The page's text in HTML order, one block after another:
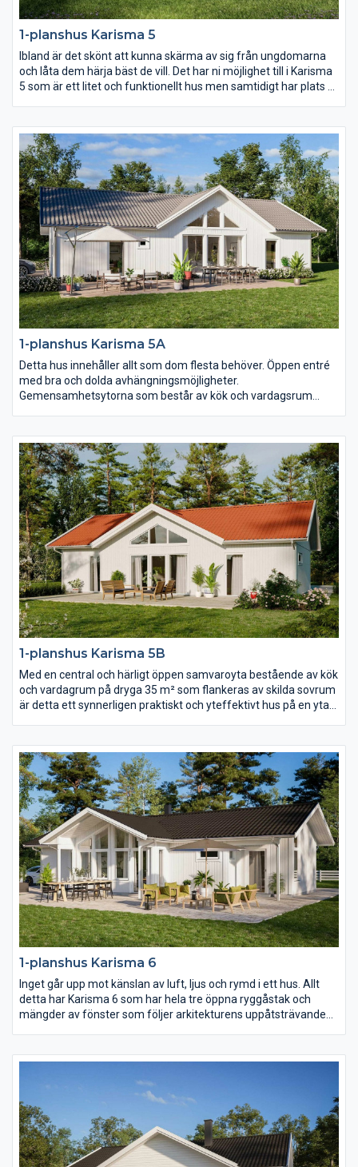
1-planshus Karisma 5
Ibland är det skönt att kunna skärma av sig från ungdomarna
och låta dem härja bäst de vill. Det har ni möjlighet till i Karisma
5 som är ett litet och funktionellt hus men samtidigt har plats åt
1-planshus Karisma 5A
Detta hus innehåller allt som dom flesta behöver. Öppen entré
med bra och dolda avhängningsmöjligheter.
Gemensamhetsytorna som består av kök och vardagsrum
från gavelspetsarna i båda ändar. Det separerade
föräldrasovrummet har lyxigt fått ett eget badrum och i andra
ändan av huset hittar du ytterligare två sovrum, allrum och wc.
1-planshus Karisma 5B
Med en central och härligt öppen samvaroyta bestående av kök
och vardagrum på dryga 35 m² som flankeras av skilda sovrum
är detta ett synnerligen praktiskt och yteffektivt hus på en yta
1-planshus Karisma 6
Inget går upp mot känslan av luft, ljus och rymd i ett hus. Allt
detta har Karisma 6 som har hela tre öppna ryggåstak och
mängder av fönster som följer arkitekturens uppåtsträvande